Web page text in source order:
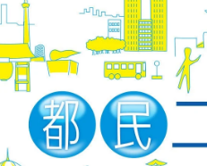
イベント・グッズ
YouTube
会社情報